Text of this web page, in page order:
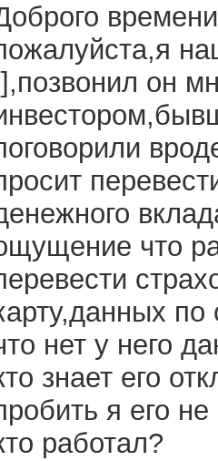
он
что
по
нет у него
знает его
я его
работал?